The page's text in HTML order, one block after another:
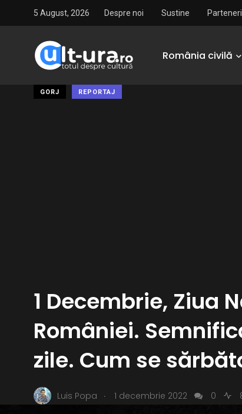
5 August, 2026 Despre noi Sustine Parteneri
România civilă
GORJ REPORTAJ
1 Decembrie, Ziua
României.
zile. Cum se
Luis Popa . 1 decembrie 2022 0